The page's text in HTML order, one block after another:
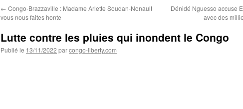
← Congo-Brazzaville : Madame Arlette Soudan-Nonault
vous nous faites honte
Dénidé Nguesso accuse
avec des
Lutte contre les pluies qui inondent le Congo
Publié le 13/11/2022 parcongo-liberty.com